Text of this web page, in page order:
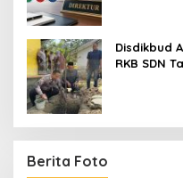
Disdikbud
RKB SDN
Berita Foto